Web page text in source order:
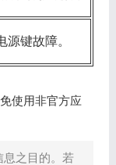
源键故障。
使用非官方应
之目的。若